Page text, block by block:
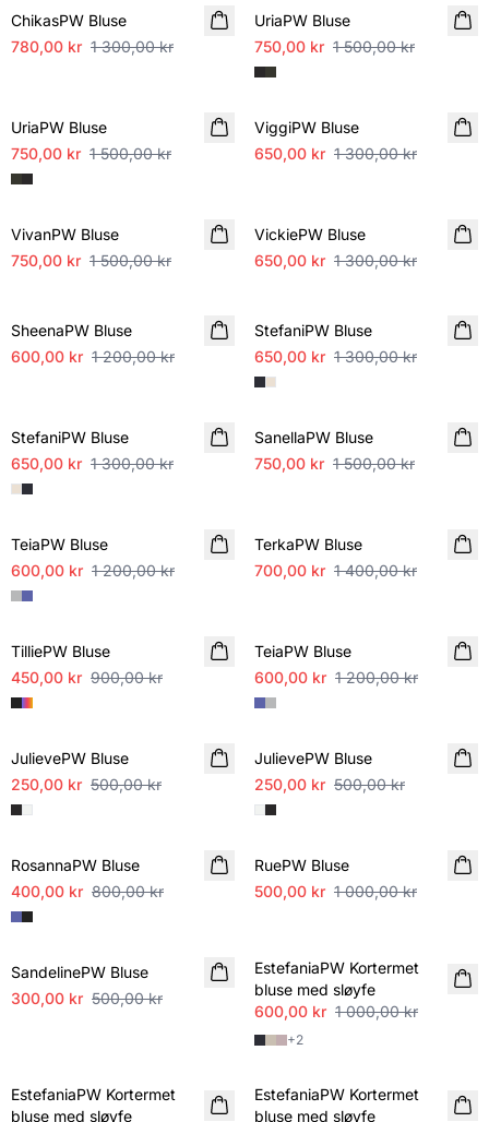
ChikasPW Bluse
780,00 kr 1 300,00 kr
UriaPW Bluse
750,00 kr 1 500,00 kr
UriaPW Bluse
750,00 kr 1 500,00 kr
SALE
ViggiPW Bluse
650,00 kr 1 300,00 kr
SALE
VivanPW Bluse
750,00 kr 1 500,00 kr
VickiePW Bluse
650,00 kr 1 300,00 kr
SheenaPW Bluse
600,00 kr 1 200,00 kr
StefaniPW Bluse
650,00 kr 1 300,00 kr
StefaniPW Bluse
650,00 kr 1 300,00 kr
SALE
SanellaPW Bluse
750,00 kr 1 500,00 kr
SALE
TeiaPW Bluse
600,00 kr 1 200,00 kr
TerkaPW Bluse
700,00 kr 1 400,00 kr
SALE
TilliePW Bluse
450,00 kr 900,00 kr
TeiaPW Bluse
600,00 kr 1 200,00 kr
SALE
JulievePW Bluse
250,00 kr 500,00 kr
SALE
JulievePW Bluse
250,00 kr 500,00 kr
SALE
RosannaPW Bluse
400,00 kr 800,00 kr
SALE
RuePW Bluse
500,00 kr 1 000,00 kr
SALE
SandelinePW Bluse
300,00 kr 500,00 kr
EstefaniaPW Kortermet
bluse med sløyfe
600,00 kr 1 000,00 kr
+2
EstefaniaPW Kortermet
bluse med sløyfe
EstefaniaPW Kortermet
bluse med sløyfe